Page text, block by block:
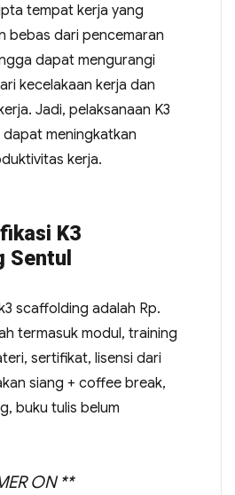
tempat kerja yang
bebas dari pencemaran
dapat mengurangi
kecelakaan kerja dan
Jadi, pelaksanaan K3
meningkatkan
kerja.
K3
Sentul
scaffolding adalah Rp.
termasuk modul, training
sertifikat, lisensi dari
siang + coffee break,
buku tulis belum
ON **